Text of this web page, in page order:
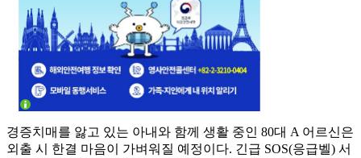
경증치매를 앓고 있는 아내와 함께 생활 중인 80대 A 어르신은
외출 시 한결 마음이 가벼워질 예정이다. 긴급 SOS(응급벨) 서